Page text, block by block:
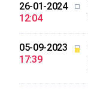
26-01-2024
12:04
05-09-2023
17:39